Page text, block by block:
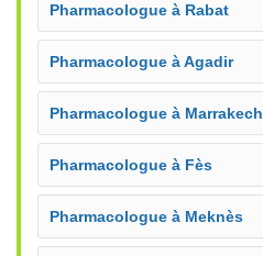
Pharmacologue à Rabat
Pharmacologue à Agadir
Pharmacologue à Marrakech
Pharmacologue à Fès
Pharmacologue à Meknès